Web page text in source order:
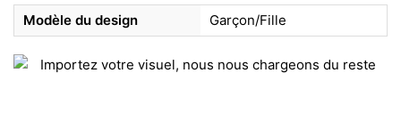
Modèle du design Garçon/Fille